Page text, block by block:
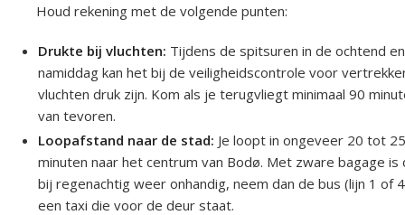
Houd rekening met de volgende punten:
Drukte bij vluchten: Tijdens de spitsuren in de ochtend en
namiddag kan het bij de veiligheidscontrole voor
vluchten druk zijn. Kom als je terugvliegt minimaal 90
van tevoren.
Loopafstand naar de stad: Je loopt in ongeveer 20 tot
minuten naar het centrum van Bodø. Met zware bagage is
bij regenachtig weer onhandig, neem dan de bus (lijn 1 of
een taxi die voor de deur staat.